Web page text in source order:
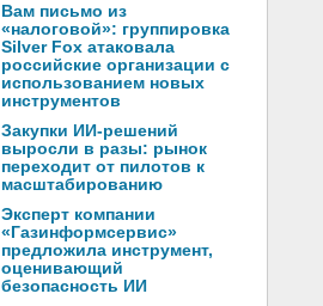
Вам письмо из
«налоговой»: группировка
Silver Fox атаковала
российские организации с
использованием новых
инструментов
Закупки ИИ-решений
выросли в разы: рынок
переходит от пилотов к
масштабированию
Эксперт компании
«Газинформсервис»
предложила инструмент,
оценивающий
безопасность ИИ